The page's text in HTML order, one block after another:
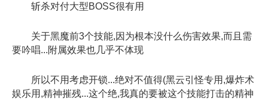
斩杀对付大型BOSS很有用
关于黑魔前3个技能,因为根本没什么伤害效果,而且需
要吟唱...附属效果也几乎不体现
所以不用考虑开锁...绝对不值得(黑云引怪专用,爆炸术
娱乐用,精神摧残...这个绝,我真的要被这个技能打击的精神